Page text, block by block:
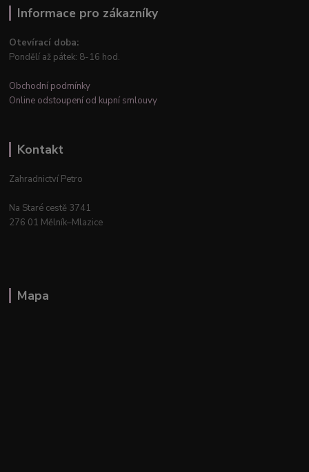
Informace pro zákazníky
Otevírací doba:
Pondělí až pátek: 8-16 hod.
Obchodní podmínky
Online odstoupení od kupní smlouvy
Kontakt
Zahradnictví Petro
Na Staré cestě 3741
276 01 Mělník–Mlazice
Mapa